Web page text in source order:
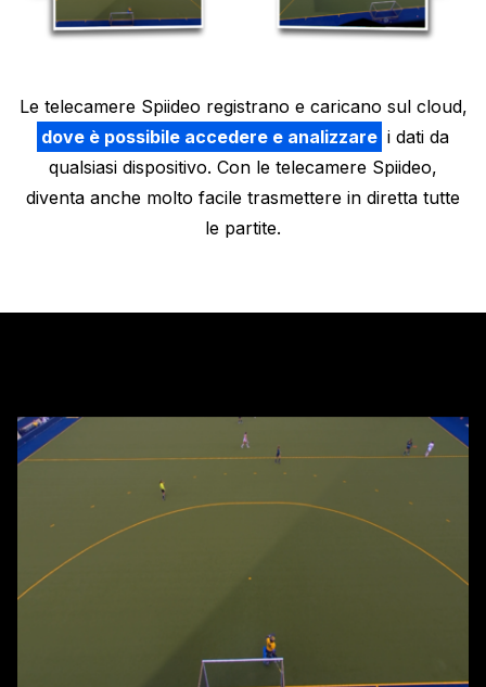
Le telecamere Spiideo registrano e caricano sul cloud,
dove è possibile accedere e analizzare i dati da
qualsiasi dispositivo. Con le telecamere Spiideo,
diventa anche molto facile trasmettere in diretta tutte
le partite.